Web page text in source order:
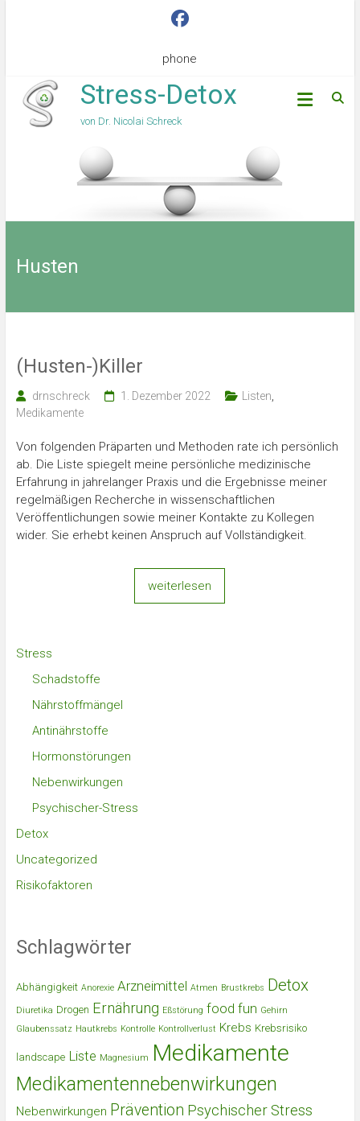
phone
Stress-Detox
von Dr. Nicolai Schreck
Husten
(Husten-)Killer
drnschreck 1. Dezember 2022 Listen
Medikamente
Von folgenden Präparten und Methoden rate ich persönlich
ab. Die Liste spiegelt meine persönliche medizinische
Erfahrung in jahrelanger Praxis und die Ergebnisse meiner
regelmäßigen Recherche in wissenschaftlichen
Veröffentlichungen sowie meiner Kontakte zu Kollegen
wider. Sie erhebt keinen Anspruch auf Vollständigkeit.
weiterlesen
Stress
Schadstoffe
Nährstoffmängel
Antinährstoffe
Hormonstörungen
Nebenwirkungen
Psychischer-Stress
Detox
Uncategorized
Risikofaktoren
Schlagwörter
Abhängigkeit Anorexie Arzneimittel Atmen Brustkrebs Detox
Diuretika Drogen Ernährung Eßstörung food fun Gehirn
Glaubenssatz Hautkrebs Kontrolle Kontrollverlust Krebs Krebsrisiko
landscape Liste Magnesium Medikamente
Medikamentennebenwirkungen
Nebenwirkungen Prävention Psychischer Stress